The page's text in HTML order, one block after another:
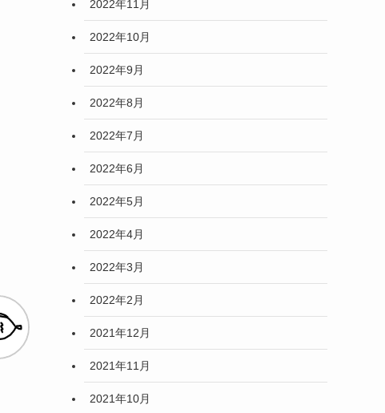
2022年11月
2022年10月
2022年9月
2022年8月
2022年7月
2022年6月
2022年5月
2022年4月
2022年3月
2022年2月
2021年12月
2021年11月
2021年10月